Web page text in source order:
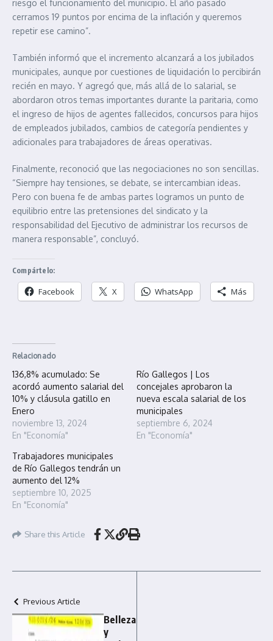
riesgo el funcionamiento del municipio. El año pasado
cerramos 19 puntos por encima de la inflación y queremos
repetir ese camino”.
También informó que el incremento alcanzará a los jubilados
municipales, aunque por cuestiones de liquidación lo percibirán
recién en mayo. Y agregó que, más allá de lo salarial, se
abordaron otros temas importantes durante la paritaria, como
el ingreso de hijos de agentes fallecidos, concursos para hijos
de empleados jubilados, cambios de categoría pendientes y
adicionales para trabajadores de áreas operativas.
Finalmente, reconoció que las negociaciones no son sencillas.
“Siempre hay tensiones, se debate, se intercambian ideas.
Pero con buena fe de ambas partes logramos un punto de
equilibrio entre las pretensiones del sindicato y la
responsabilidad del Ejecutivo de administrar los recursos de
manera responsable”, concluyó.
Compártelo:
Facebook X WhatsApp Más
Relacionado
136,8% acumulado: Se
acordó aumento salarial del
10% y cláusula gatillo en
Enero
noviembre 13, 2024
En "Economía"
Río Gallegos | Los
concejales aprobaron la
nueva escala salarial de los
municipales
septiembre 6, 2024
En "Economía"
Trabajadores municipales
de Río Gallegos tendrán un
aumento del 12%
septiembre 10, 2025
En "Economía"
Share this Article
Previous Article
Belleza
y